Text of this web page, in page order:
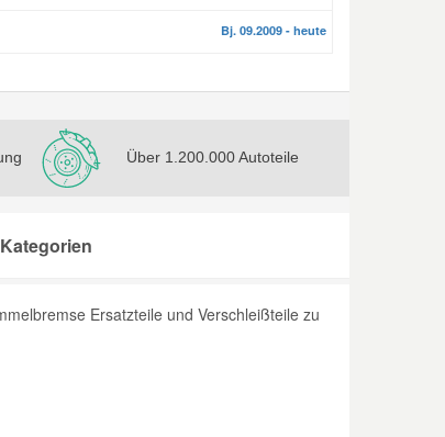
Bj. 09.2009 - heute
Über 1.200.000 Autoteile
Ersatzteile und Verschleißteile zu